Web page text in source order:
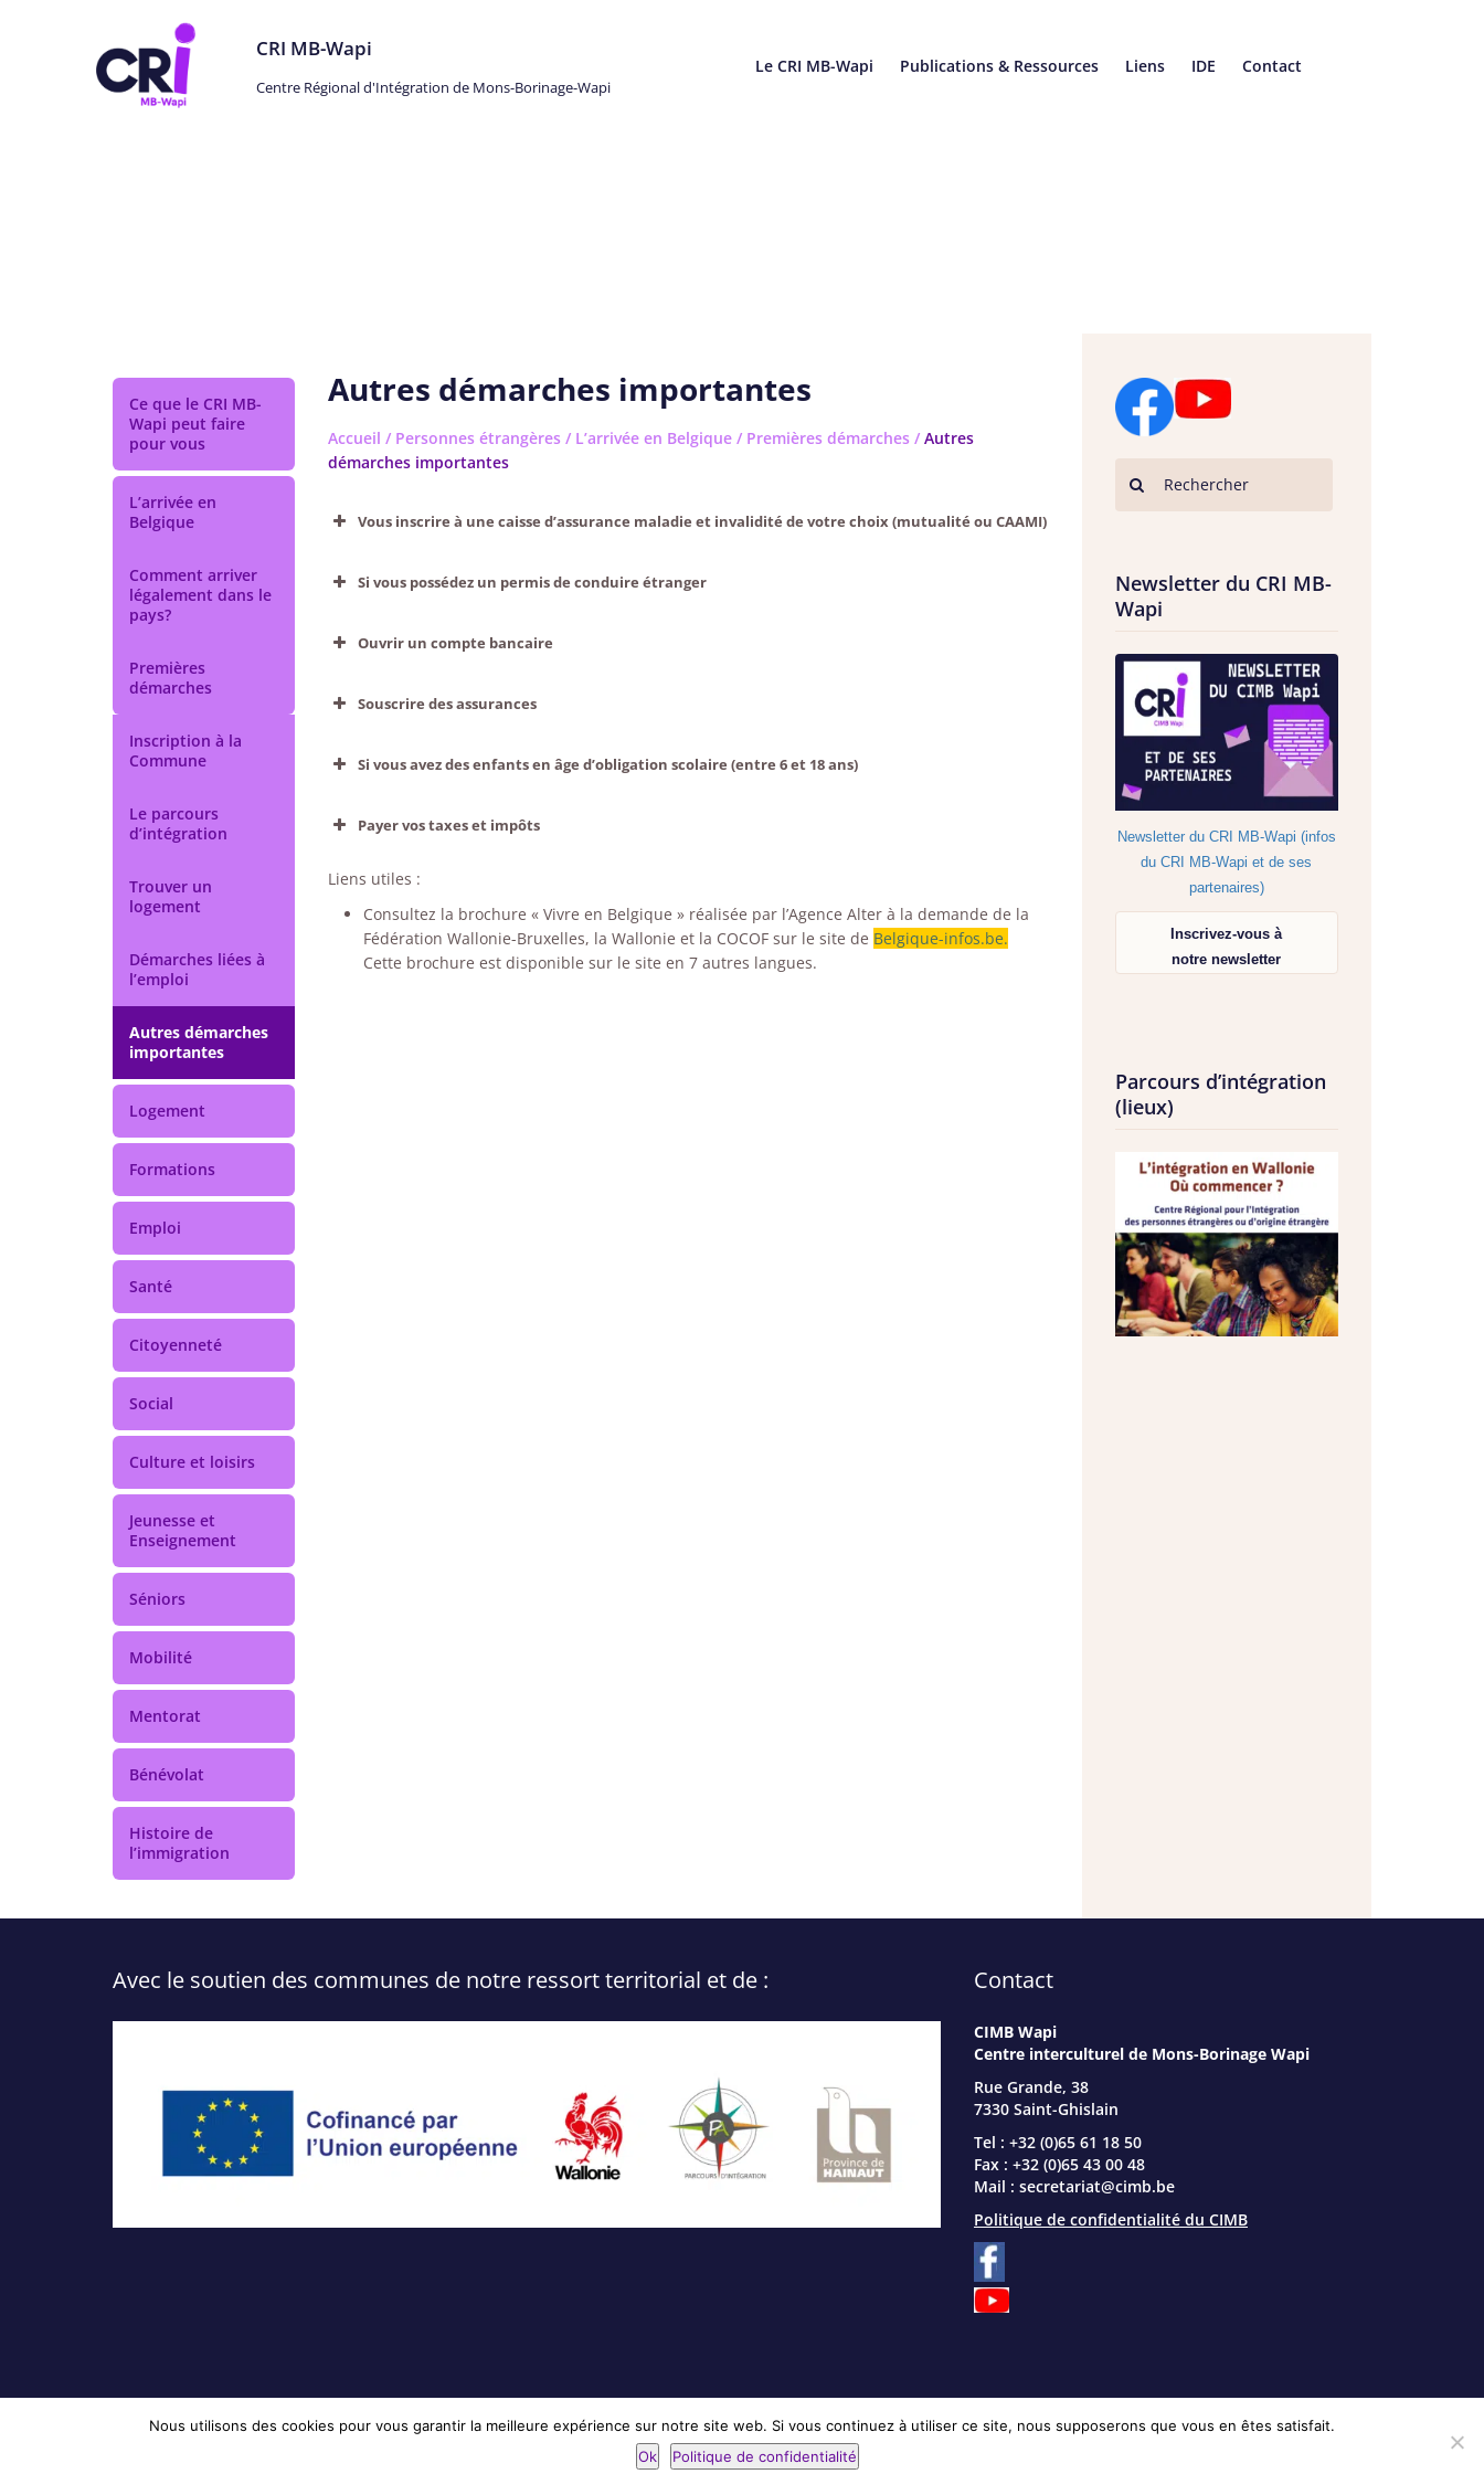
CRI MB-Wapi
Centre Régional d'Intégration de Mons-Borinage-Wapi
Le CRI MB-Wapi Publications & Ressources Liens IDE Contact
Ce que le CRI MB-
Wapi peut faire
pour vous
L’arrivée en
Belgique
Comment arriver
légalement dans le
pays?
Premières
démarches
Inscription à la
Commune
Le parcours
d’intégration
Trouver un
logement
Démarches liées à
l’emploi
Autres démarches
importantes
Logement
Formations
Emploi
Santé
Citoyenneté
Social
Culture et loisirs
Jeunesse et
Enseignement
Séniors
Mobilité
Mentorat
Bénévolat
Histoire de
l’immigration
Autres démarches importantes
Accueil / Personnes étrangères / L’arrivée en Belgique / Premières démarches / Autres
démarches importantes
Vous inscrire à une caisse d’assurance maladie et invalidité de votre choix (mutualité ou CAAMI)
Si vous possédez un permis de conduire étranger
Ouvrir un compte bancaire
Souscrire des assurances
Si vous avez des enfants en âge d’obligation scolaire (entre 6 et 18 ans)
Payer vos taxes et impôts
Liens utiles :
Consultez la brochure « Vivre en Belgique » réalisée par l’Agence Alter à la demande de la
Fédération Wallonie-Bruxelles, la Wallonie et la COCOF sur le site de Belgique-infos.be.
Cette brochure est disponible sur le site en 7 autres langues.
Newsletter du CRI MB-
Wapi
Newsletter du CRI MB-Wapi (infos
du CRI MB-Wapi et de ses
partenaires)
Inscrivez-vous à
notre newsletter
Parcours d’intégration
(lieux)
Avec le soutien des communes de notre ressort territorial et de : Contact
CIMB Wapi
Centre interculturel de Mons-Borinage Wapi
Rue Grande, 38
7330 Saint-Ghislain
Tel : +32 (0)65 61 18 50
Fax : +32 (0)65 43 00 48
Mail : secretariat@cimb.be
Politique de confidentialité du CIMB
© 2024 CIMB. Tous droits réservés. Plan du site
Nous utilisons des cookies pour vous garantir la meilleure expérience sur notre site web. Si vous continuez à utiliser ce site, nous supposerons que vous en êtes satisfait.
Ok
Politique de confidentialité